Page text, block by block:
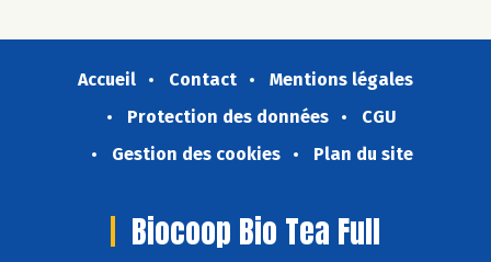
Accueil Contact
Mentions légales
Protection des données
CGU
Gestion des cookies
Plan du site
Biocoop Bio Tea Full